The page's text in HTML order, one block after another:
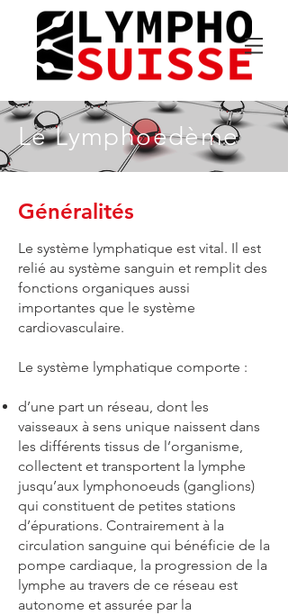
Le Lymphoedème
Généralités
Le système lymphatique est vital. Il est
relié au système sanguin et remplit des
fonctions organiques aussi
importantes que le système
cardiovasculaire.
Le système lymphatique comporte :
d’une part un réseau, dont les
vaisseaux à sens unique naissent dans
les différents tissus de l’organisme,
collectent et transportent la lymphe
jusqu’aux lymphonoeuds (ganglions)
qui constituent de petites stations
d’épurations. Contrairement à la
circulation sanguine qui bénéficie de la
pompe cardiaque, la progression de la
lymphe au travers de ce réseau est
autonome et assurée par la